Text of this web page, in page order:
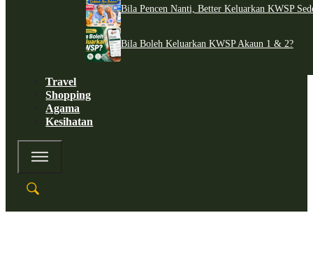
Bila Pencen Nanti, Better Keluarkan KWSP
Bila Boleh Keluarkan KWSP Akaun 1 & 2?
Travel
Shopping
Agama
Kesihatan